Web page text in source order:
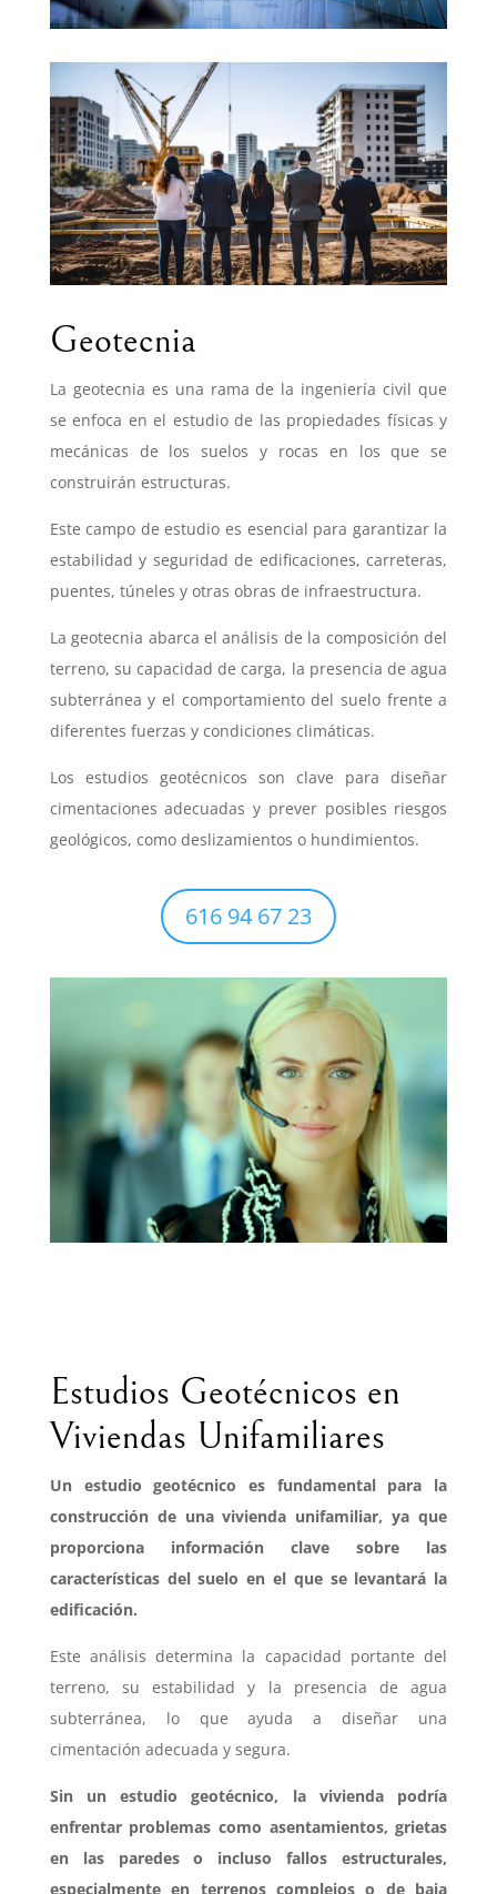
Geotecnia
La geotecnia es una rama de la ingeniería civil que
se enfoca en el estudio de las propiedades físicas y
mecánicas de los suelos y rocas en los que se
construirán estructuras.
Este campo de estudio es esencial para garantizar la
estabilidad y seguridad de edificaciones, carreteras,
puentes, túneles y otras obras de infraestructura.
La geotecnia abarca el análisis de la composición del
terreno, su capacidad de carga, la presencia de agua
subterránea y el comportamiento del suelo frente a
diferentes fuerzas y condiciones climáticas.
Los estudios geotécnicos son clave para diseñar
cimentaciones adecuadas y prever posibles riesgos
geológicos, como deslizamientos o hundimientos.
616 94 67 23
Estudios Geotécnicos en
Viviendas Unifamiliares
Un estudio geotécnico es fundamental para la
construcción de una vivienda unifamiliar, ya que
proporciona información clave sobre las
características del suelo en el que se levantará la
edificación.
Este análisis determina la capacidad portante del
terreno, su estabilidad y la presencia de agua
subterránea, lo que ayuda a diseñar una
cimentación adecuada y segura.
Sin un estudio geotécnico, la vivienda podría
enfrentar problemas como asentamientos, grietas
en las paredes o incluso fallos estructurales,
especialmente en terrenos complejos o de baja